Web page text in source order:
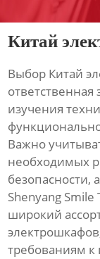
Китай
Выбор Китай
изучения
Важно
необходимых
безопасности,
Shenyang Smile
широкий
требованиям к